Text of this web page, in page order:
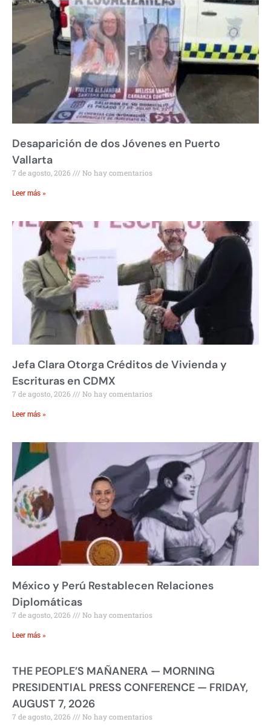
Desaparición de dos Jóvenes en Puerto
Vallarta
7 de agosto, 2026 No hay comentarios
Leer más »
Jefa Clara Otorga Créditos de Vivienda y
Escrituras en CDMX
7 de agosto, 2026 No hay comentarios
Leer más »
México y Perú Restablecen Relaciones
Diplomáticas
7 de agosto, 2026 No hay comentarios
Leer más »
THE PEOPLE’S MAÑANERA — MORNING
PRESIDENTIAL PRESS CONFERENCE — FRIDAY,
AUGUST 7, 2026
7 de agosto, 2026 No hay comentarios